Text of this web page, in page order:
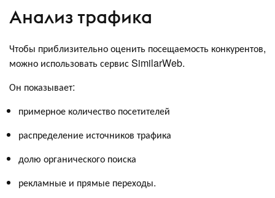
Анализ трафика
Чтобы приблизительно оценить посещаемость конкурентов,
можно использовать сервис SimilarWeb.
Он показывает:
примерное количество посетителей
распределение источников трафика
долю органического поиска
рекламные и прямые переходы.